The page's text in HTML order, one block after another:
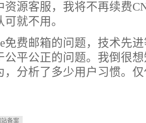
资源客服，我将不再续费
就不用。
免费邮箱的问题，技术先
公平公正的问题。我倒很
，分析了多少用户习惯。
站备案